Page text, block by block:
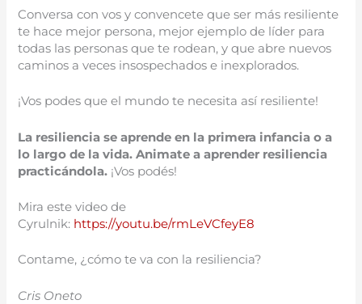
Conversa con vos y convencete que ser más resiliente
te hace mejor persona, mejor ejemplo de líder para
todas las personas que te rodean, y que abre nuevos
caminos a veces insospechados e inexplorados.
¡Vos podes que el mundo te necesita así resiliente!
La resiliencia se aprende en la primera infancia o a
lo largo de la vida. Animate a aprender resiliencia
practicándola. ¡Vos podés!
Mira este video de
Cyrulnik: https://youtu.be/rmLeVCfeyE8
Contame, ¿cómo te va con la resiliencia?
Cris Oneto